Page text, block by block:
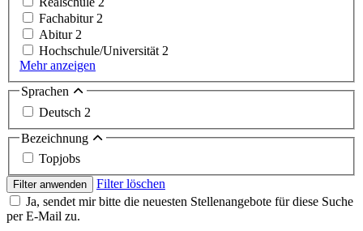
Fachabitur 2
Abitur 2
Hochschule/Universität 2
Mehr anzeigen
Sprachen
Deutsch 2
Bezeichnung
Topjobs
Filter anwenden
Filter löschen
Ja, sendet mir bitte die neuesten Stellenangebote für diese Suche
per E-Mail zu.